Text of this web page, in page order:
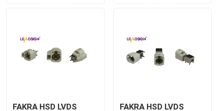
Demander un devis
Connecteur de carte PCB de FAKRA
FAKRA HSD LVDS FAKRA HSD LVDS